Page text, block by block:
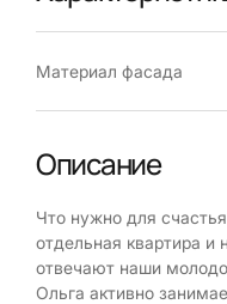
Материал фасада
Описание
Что нужно для
отдельная квартира и
отвечают наши
Ольга активно